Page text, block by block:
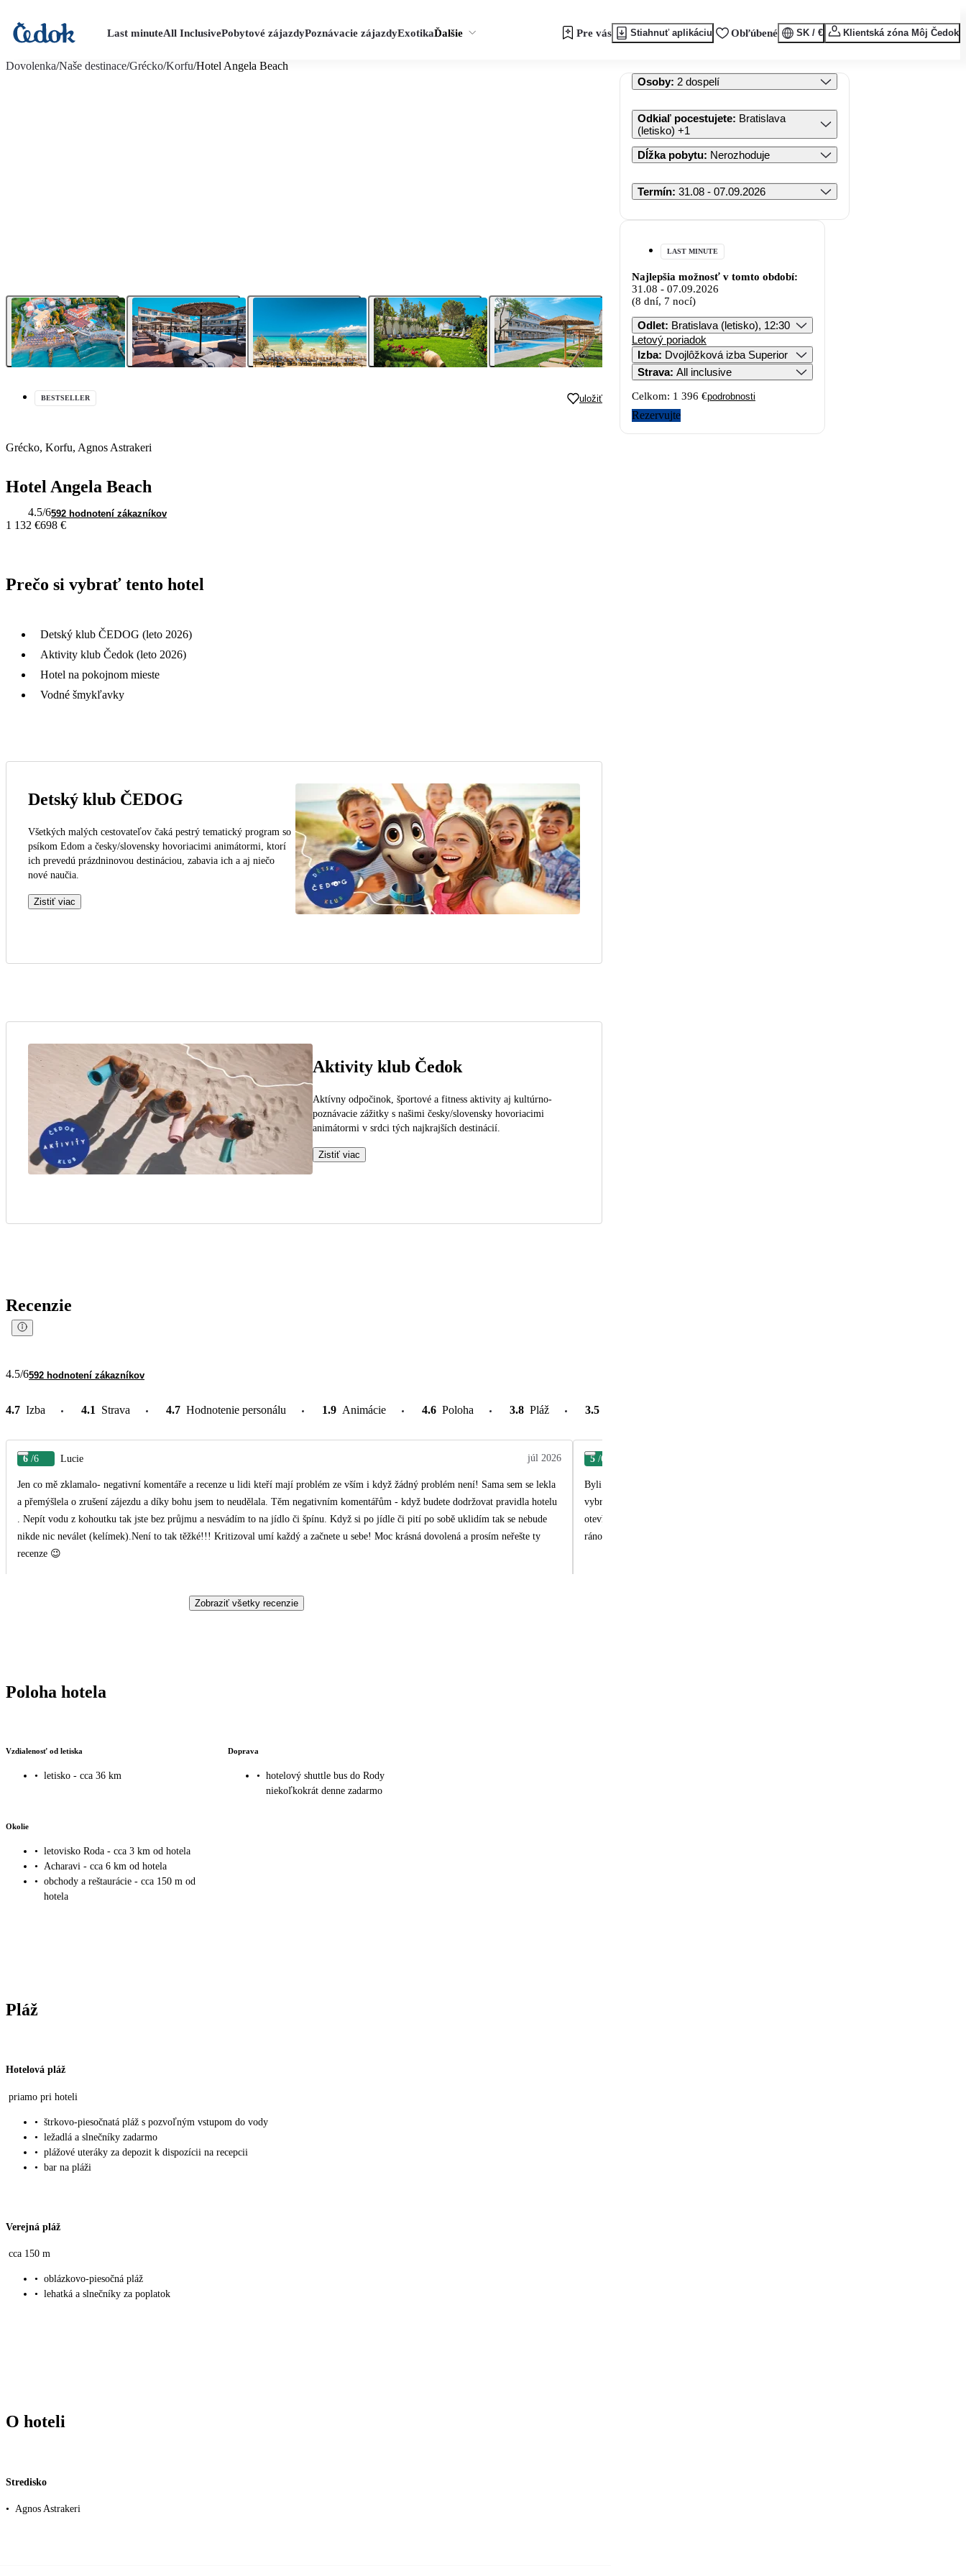
Last minuteAll InclusivePobytové zájazdyPoznávacie zájazdyExotikaĎalšie Pre vás Stiahnuť aplikáciu Obľúbené SK / € Klientská zóna Môj Čedok
Dovolenka/Naše destinace/Grécko/Korfu/Hotel Angela Beach
BESTSELLER uložiť
Grécko, Korfu, Agnos Astrakeri
Hotel Angela Beach
4.5/6592 hodnotení zákazníkov
1 132 €698 €
Prečo si vybrať tento hotel
Detský klub ČEDOG (leto 2026)
Aktivity klub Čedok (leto 2026)
Hotel na pokojnom mieste
Vodné šmykľavky
Detský klub ČEDOG
Všetkých malých cestovateľov čaká pestrý tematický program so
psíkom Edom a česky/slovensky hovoriacimi animátormi, ktorí
ich prevedú prázdninovou destináciou, zabavia ich a aj niečo
nové naučia.
Zistiť viac
Aktivity klub Čedok
Aktívny odpočinok, športové a fitness aktivity aj kultúrno-
poznávacie zážitky s našimi česky/slovensky hovoriacimi
animátormi v srdci tých najkrajších destinácií.
Zistiť viac
Recenzie
4.5/6592 hodnotení zákazníkov
4.7 Izba 4.1 Strava 4.7 Hodnotenie personálu 1.9 Animácie 4.6 Poloha 3.8 Pláž 3.5
6 /6 Lucie júl 2026
Jen co mě zklamalo- negativní komentáře a recenze u lidi kteří mají problém ze vším i když žádný problém není! Sama sem se lekla
a přemýšlela o zrušení zájezdu a díky bohu jsem to neudělala. Těm negativním komentářům - když budete dodržovat pravidla hotelu
. Nepít vodu z kohoutku tak jste bez průjmu a nesvádím to na jídlo či špínu. Když si po jídle či pití po sobě uklidím tak se nebude
nikde nic neválet (kelímek).Není to tak těžké!!! Kritizoval umí každý a začnete u sebe! Moc krásná dovolená a prosím neřešte ty
recenze 😉
5 /6
Byli jsme 2. rokem po sobě... v porovnání s loňskem se to hodně změnilo, ale k lepšímu...
vybrali.. jediné minus je prodleva mezi obědem a večeří.. byli jsme na výletě a když jsme se
otevřená... neuhlídali jsme si čas.. noneva.. ale jinak super... škoda že se "něco" neděje s
ráno a přijdou až odpoledne...
Zobraziť všetky recenzie
Poloha hotela
Vzdialenosť od letiska
• letisko - cca 36 km
Doprava
• hotelový shuttle bus do Rody
niekoľkokrát denne zadarmo
Okolie
• letovisko Roda - cca 3 km od hotela
• Acharavi - cca 6 km od hotela
• obchody a reštaurácie - cca 150 m od
hotela
Pláž
Hotelová pláž
priamo pri hoteli
• štrkovo-piesočnatá pláž s pozvoľným vstupom do vody
• ležadlá a slnečníky zadarmo
• plážové uteráky za depozit k dispozícii na recepcii
• bar na pláži
Verejná pláž
cca 150 m
• oblázkovo-piesočná pláž
• lehatká a slnečníky za poplatok
O hoteli
Stredisko
• Agnos Astrakeri
Osoby: 2 dospelí
Odkiaľ pocestujete: Bratislava
(letisko) +1
Dĺžka pobytu: Nerozhoduje
Termín: 31.08 - 07.09.2026
LAST MINUTE
Najlepšia možnosť v tomto období:
31.08 - 07.09.2026
(8 dní, 7 nocí)
Odlet: Bratislava (letisko), 12:30
Letový poriadok
Izba: Dvojlôžková izba Superior
Strava: All inclusive
Celkom: 1 396 €podrobnosti
Rezervujte